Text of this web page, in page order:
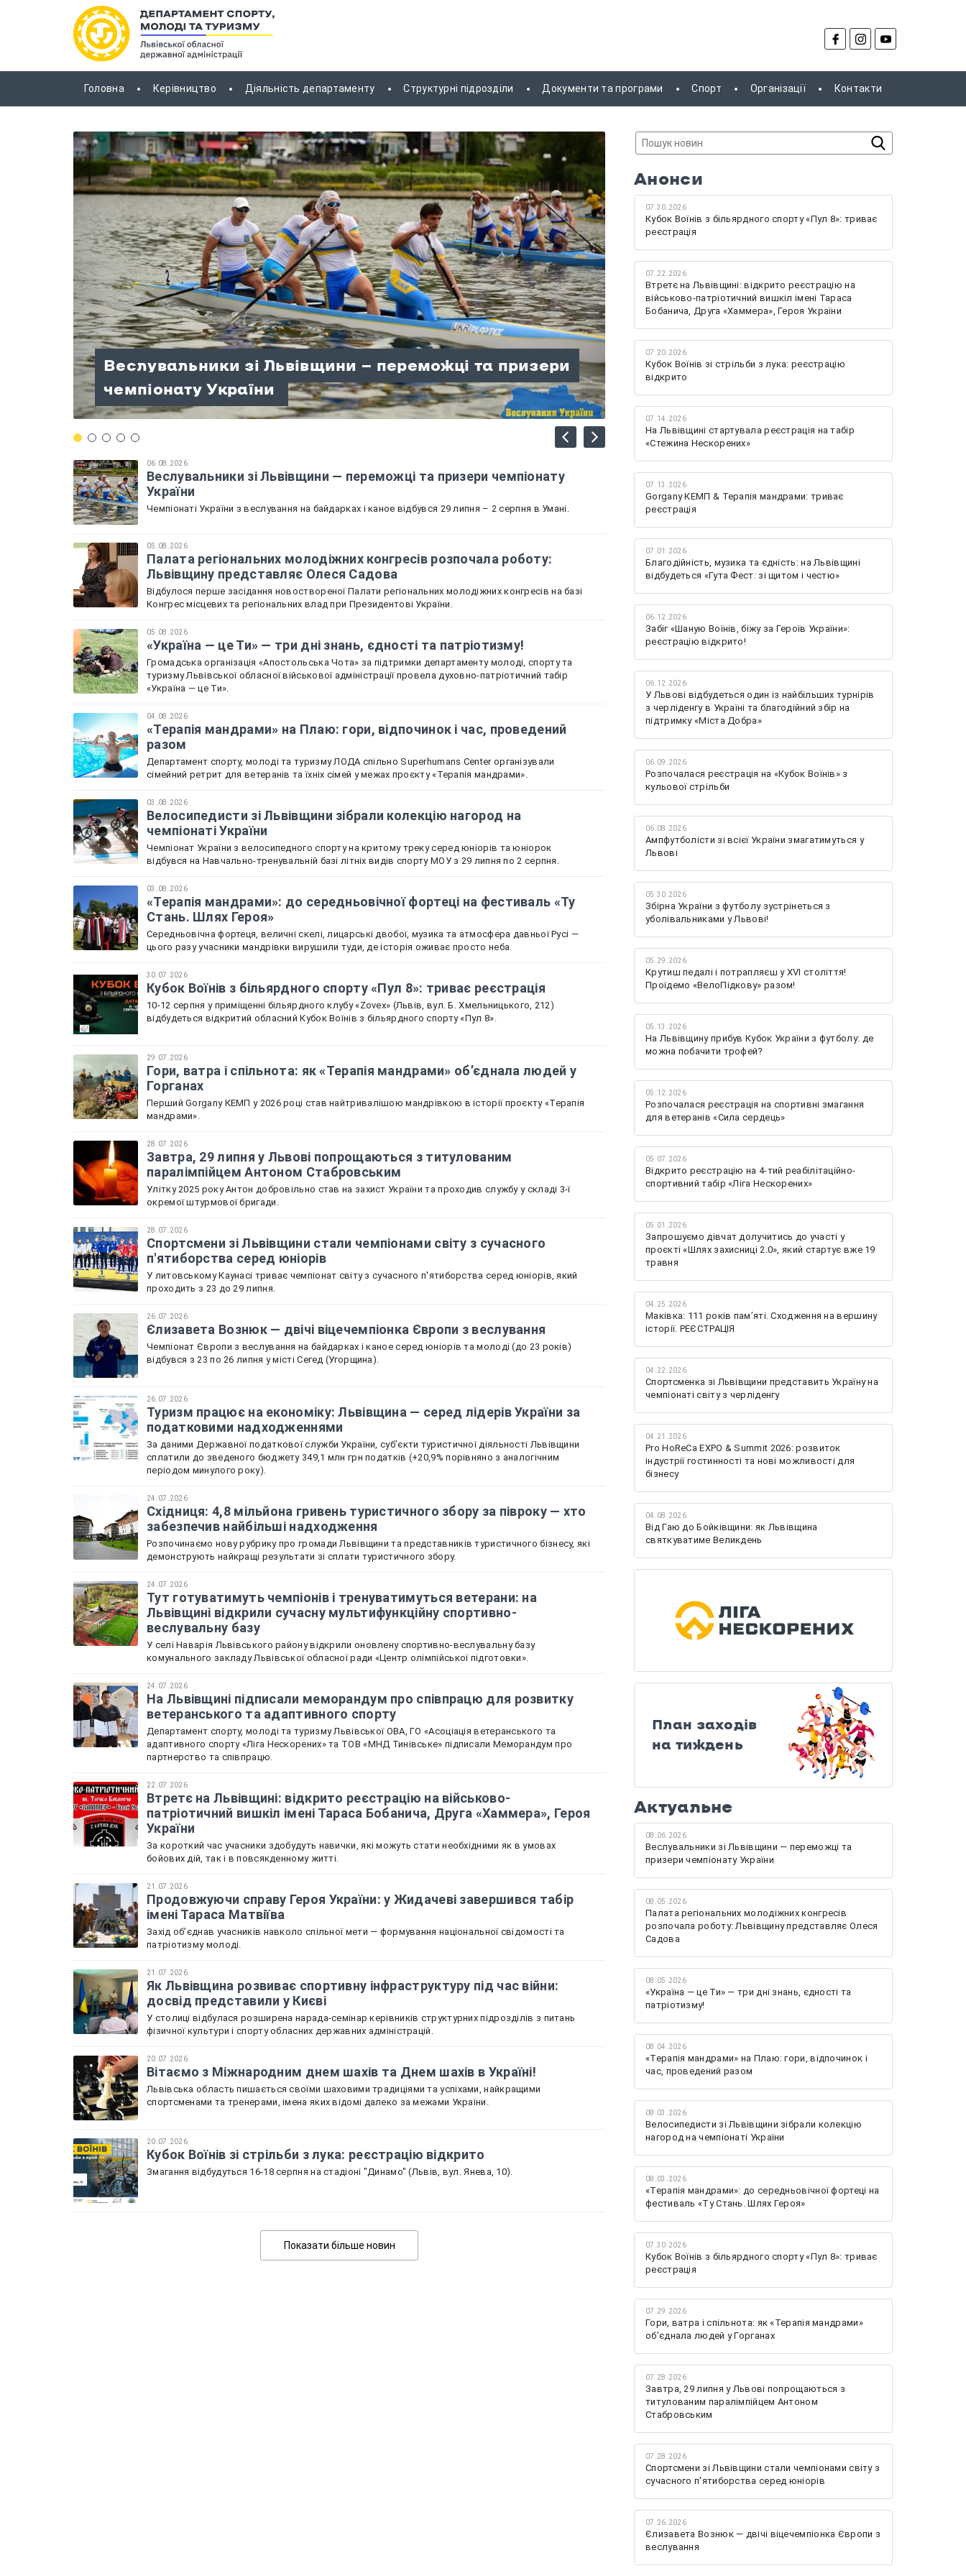
Головна Керівництво Діяльність департаменту Структурні підрозділи Документи та програми Спорт Організації Контакти
Веслувальники зі Львівщини — переможці та призери
чемпіонату України
Палата регіональних молодіжних конгресів
розпочала роботу: Львівщину представляє Олеся
Садова
«Україна — це Ти» — три дні знань, єдності та
патріотизму!
«Терапія мандрами» на Плаю: гори, відпочинок і час,
проведений разом
Велосипедисти зі Львівщини зібрали колекцію
нагород на чемпіонаті України
06.08.2026
Веслувальники зі Львівщини — переможці та призери чемпіонату
України
Чемпіонаті України з веслування на байдарках і каное відбувся 29 липня – 2 серпня в Умані.
05.08.2026
Палата регіональних молодіжних конгресів розпочала роботу:
Львівщину представляє Олеся Садова
Відбулося перше засідання новоствореної Палати регіональних молодіжних конгресів на базі
Конгрес місцевих та регіональних влад при Президентові України.
05.08.2026
«Україна — це Ти» — три дні знань, єдності та патріотизму!
Громадська організація «Апостольська Чота» за підтримки департаменту молоді, спорту та
туризму Львівської обласної військової адміністрації провела духовно-патріотичний табір
«Україна — це Ти».
04.08.2026
«Терапія мандрами» на Плаю: гори, відпочинок і час, проведений
разом
Департамент спорту, молоді та туризму ЛОДА спільно Superhumans Center організували
сімейний ретрит для ветеранів та їхніх сімей у межах проєкту «Терапія мандрами».
03.08.2026
Велосипедисти зі Львівщини зібрали колекцію нагород на
чемпіонаті України
Чемпіонат України з велосипедного спорту на критому треку серед юніорів та юніорок
відбувся на Навчально-тренувальній базі літніх видів спорту МОУ з 29 липня по 2 серпня.
03.08.2026
«Терапія мандрами»: до середньовічної фортеці на фестиваль «Ту
Стань. Шлях Героя»
Середньовічна фортеця, величні скелі, лицарські двобої, музика та атмосфера давньої Русі —
цього разу учасники мандрівки вирушили туди, де історія оживає просто неба.
30.07.2026
Кубок Воїнів з більярдного спорту «Пул 8»: триває реєстрація
10-12 серпня у приміщенні більярдного клубу «Zovex» (Львів, вул. Б. Хмельницького, 212)
відбудеться відкритий обласний Кубок Воїнів з більярдного спорту «Пул 8».
29.07.2026
Гори, ватра і спільнота: як «Терапія мандрами» об’єднала людей у
Горганах
Перший Gorgany КЕМП у 2026 році став найтривалішою мандрівкою в історії проєкту «Терапія
мандрами».
28.07.2026
Завтра, 29 липня у Львові попрощаються з титулованим
паралімпійцем Антоном Стабровським
Улітку 2025 року Антон добровільно став на захист України та проходив службу у складі 3-ї
окремої штурмової бригади.
28.07.2026
Спортсмени зі Львівщини стали чемпіонами світу з сучасного
п'ятиборства серед юніорів
У литовському Каунасі триває чемпіонат світу з сучасного п'ятиборства серед юніорів, який
проходить з 23 до 29 липня.
26.07.2026
Єлизавета Вознюк — двічі віцечемпіонка Європи з веслування
Чемпіонат Європи з веслування на байдарках і каное серед юніорів та молоді (до 23 років)
відбувся з 23 по 26 липня у місті Сегед (Угорщина).
26.07.2026
Туризм працює на економіку: Львівщина — серед лідерів України за
податковими надходженнями
За даними Державної податкової служби України, суб’єкти туристичної діяльності Львівщини
сплатили до зведеного бюджету 349,1 млн грн податків (+20,9% порівняно з аналогічним
періодом минулого року).
24.07.2026
Східниця: 4,8 мільйона гривень туристичного збору за півроку — хто
забезпечив найбільші надходження
Розпочинаємо нову рубрику про громади Львівщини та представників туристичного бізнесу, які
демонструють найкращі результати зі сплати туристичного збору.
24.07.2026
Тут готуватимуть чемпіонів і тренуватимуться ветерани: на
Львівщині відкрили сучасну мультифункційну спортивно-
веслувальну базу
У селі Наварія Львівського району відкрили оновлену спортивно-веслувальну базу
комунального закладу Львівської обласної ради «Центр олімпійської підготовки».
24.07.2026
На Львівщині підписали меморандум про співпрацю для розвитку
ветеранського та адаптивного спорту
Департамент спорту, молоді та туризму Львівської ОВА, ГО «Асоціація ветеранського та
адаптивного спорту «Ліга Нескорених» та ТОВ «МНД Тинівське» підписали Меморандум про
партнерство та співпрацю.
22.07.2026
Втретє на Львівщині: відкрито реєстрацію на військово-
патріотичний вишкіл імені Тараса Бобанича, Друга «Хаммера», Героя
України
За короткий час учасники здобудуть навички, які можуть стати необхідними як в умовах
бойових дій, так і в повсякденному житті.
21.07.2026
Продовжуючи справу Героя України: у Жидачеві завершився табір
імені Тараса Матвіїва
Захід обʼєднав учасників навколо спільної мети — формування національної свідомості та
патріотизму молоді.
21.07.2026
Як Львівщина розвиває спортивну інфраструктуру під час війни:
досвід представили у Києві
У столиці відбулася розширена нарада-семінар керівників структурних підрозділів з питань
фізичної культури і спорту обласних державних адміністрацій.
20.07.2026
Вітаємо з Міжнародним днем шахів та Днем шахів в Україні!
Львівська область пишається своїми шаховими традиціями та успіхами, найкращими
спортсменами та тренерами, імена яких відомі далеко за межами України.
20.07.2026
Кубок Воїнів зі стрільби з лука: реєстрацію відкрито
Змагання відбудуться 16-18 серпня на стадіоні "Динамо" (Львів, вул. Янева, 10).
Показати більше новин
Анонси
07.30.2026
Кубок Воїнів з більярдного спорту «Пул 8»: триває
реєстрація
07.22.2026
Втретє на Львівщині: відкрито реєстрацію на
військово-патріотичний вишкіл імені Тараса
Бобанича, Друга «Хаммера», Героя України
07.20.2026
Кубок Воїнів зі стрільби з лука: реєстрацію
відкрито
07.14.2026
На Львівщині стартувала реєстрація на табір
«Стежина Нескорених»
07.13.2026
Gorgany КЕМП & Терапія мандрами: триває
реєстрація
07.01.2026
Благодійність, музика та єдність: на Львівщині
відбудеться «Гута Фест: зі щитом і честю»
06.12.2026
Забіг «Шаную Воїнів, біжу за Героїв України»:
реєстрацію відкрито!
06.12.2026
У Львові відбудеться один із найбільших турнірів
з черліденгу в Україні та благодійний збір на
підтримку «Міста Добра»
06.09.2026
Розпочалася реєстрація на «Кубок Воїнів» з
кульової стрільби
06.08.2026
Ампфутболісти зі всієї України змагатимуться у
Львові
05.30.2026
Збірна України з футболу зустрінеться з
уболівальниками у Львові!
05.29.2026
Крутиш педалі і потрапляєш у XVI століття!
Проїдемо «ВелоПідкову» разом!
05.13.2026
На Львівщину прибув Кубок України з футболу: де
можна побачити трофей?
05.12.2026
Розпочалася реєстрація на спортивні змагання
для ветеранів «Сила сердець»
05.07.2026
Відкрито реєстрацію на 4-тий реабілітаційно-
спортивний табір «Ліга Нескорених»
05.01.2026
Запрошуємо дівчат долучитись до участі у
проєкті «Шлях захисниці 2.0», який стартує вже 19
травня
04.25.2026
Маківка: 111 років пам’яті. Сходження на вершину
історії. РЕЄСТРАЦІЯ
04.22.2026
Спортсменка зі Львівщини представить Україну на
чемпіонаті світу з черліденгу
04.21.2026
Pro HoReCa EXPO & Summit 2026: розвиток
індустрії гостинності та нові можливості для
бізнесу
04.08.2026
Від Гаю до Бойківщини: як Львівщина
святкуватиме Великдень
План заходів
на тиждень
Актуальне
08.06.2026
Веслувальники зі Львівщини — переможці та
призери чемпіонату України
08.05.2026
Палата регіональних молодіжних конгресів
розпочала роботу: Львівщину представляє Олеся
Садова
08.05.2026
«Україна — це Ти» — три дні знань, єдності та
патріотизму!
08.04.2026
«Терапія мандрами» на Плаю: гори, відпочинок і
час, проведений разом
08.03.2026
Велосипедисти зі Львівщини зібрали колекцію
нагород на чемпіонаті України
08.03.2026
«Терапія мандрами»: до середньовічної фортеці на
фестиваль «Ту Стань. Шлях Героя»
07.30.2026
Кубок Воїнів з більярдного спорту «Пул 8»: триває
реєстрація
07.29.2026
Гори, ватра і спільнота: як «Терапія мандрами»
об’єднала людей у Горганах
07.28.2026
Завтра, 29 липня у Львові попрощаються з
титулованим паралімпійцем Антоном
Стабровським
07.28.2026
Спортсмени зі Львівщини стали чемпіонами світу з
сучасного п'ятиборства серед юніорів
07.26.2026
Єлизавета Вознюк — двічі віцечемпіонка Європи з
веслування